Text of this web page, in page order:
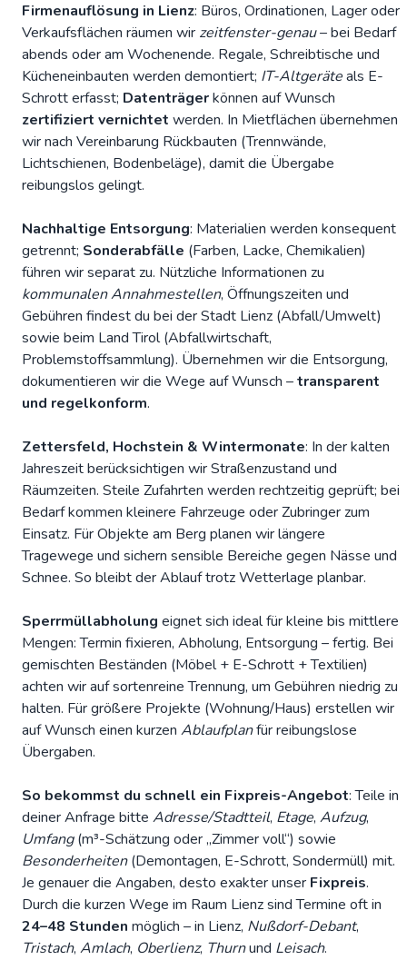
Firmenauflösung in Lienz: Büros, Ordinationen, Lager oder
Verkaufsflächen räumen wir zeitfenster-genau– bei Bedarf
abends oder am Wochenende. Regale, Schreibtische und
Kücheneinbauten werden demontiert; IT-Altgeräteals E-
Schrott erfasst; Datenträgerkönnen auf Wunsch
zertifiziert vernichtet werden. In Mietflächen übernehmen
wir nach Vereinbarung Rückbauten (Trennwände,
Lichtschienen, Bodenbeläge), damit die Übergabe
reibungslos gelingt.
Nachhaltige Entsorgung: Materialien werden konsequent
getrennt; Sonderabfälle (Farben, Lacke, Chemikalien)
führen wir separat zu. Nützliche Informationen zu
kommunalen Annahmestellen, Öffnungszeiten und
Gebühren findest du bei derStadt Lienz (Abfall/Umwelt)
sowie beim Land Tirol(Abfallwirtschaft,
Problemstoffsammlung). Übernehmen wir die Entsorgung,
dokumentieren wir die Wege auf Wunsch –transparent
und regelkonform.
Zettersfeld, Hochstein & Wintermonate: In der kalten
Jahreszeit berücksichtigen wir Straßenzustand und
Räumzeiten. Steile Zufahrten werden rechtzeitig geprüft; bei
Bedarf kommen kleinere Fahrzeuge oder Zubringer zum
Einsatz. Für Objekte am Berg planen wir längere
Tragewege und sichern sensible Bereiche gegen Nässe und
Schnee. So bleibt der Ablauf trotz Wetterlage planbar.
Sperrmüllabholung eignet sich ideal für kleine bis mittlere
Mengen: Termin fixieren, Abholung, Entsorgung – fertig. Bei
gemischten Beständen (Möbel + E-Schrott + Textilien)
achten wir auf sortenreine Trennung, um Gebühren niedrig zu
halten. Für größere Projekte (Wohnung/Haus) erstellen wir
auf Wunsch einen kurzen Ablaufplanfür reibungslose
Übergaben.
So bekommst du schnell ein Fixpreis-Angebot: Teile in
deinerAnfrage bitte Adresse/Stadtteil, Etage, Aufzug,
Umfang(m³-Schätzung oder „Zimmer voll“) sowie
Besonderheiten(Demontagen, E-Schrott, Sondermüll) mit.
Je genauer die Angaben, desto exakter unser Fixpreis.
Durch die kurzen Wege im Raum Lienz sind Termine oft in
24–48 Stunden möglich – in Lienz, Nußdorf-Debant,
Tristach, Amlach, Oberlienz, Thurnund Leisach.